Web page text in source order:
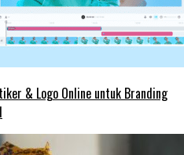
& Logo Online untuk Branding